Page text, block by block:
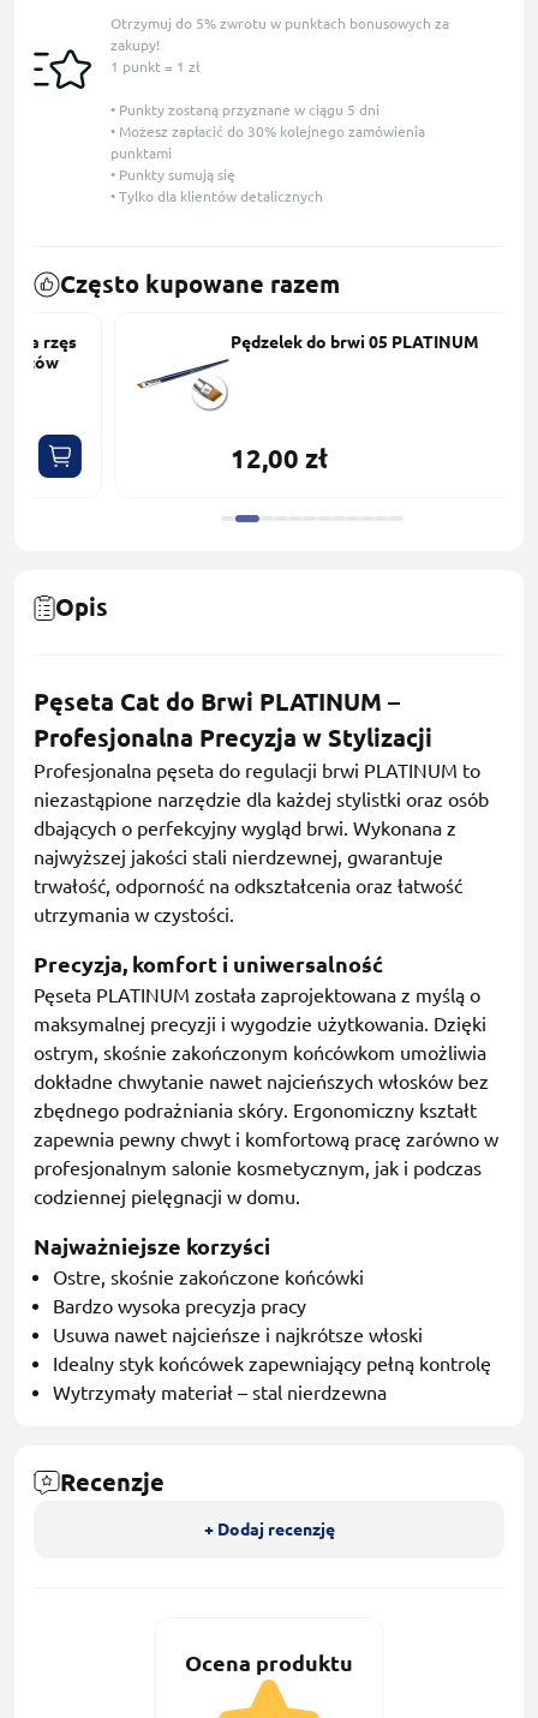
Otrzymuj do 5% zwrotu w punktach bonusowych za
zakupy!
1 punkt = 1 zł
• Punkty zostaną przyznane w ciągu 5 dni
• Możesz zapłacić do 30% kolejnego zamówienia
punktami
• Punkty sumują się
• Tylko dla klientów detalicznych
Często kupowane razem
Pędzelek do brwi 05 PLATINUM
12,00 zł
Opis
Pęseta Cat do Brwi PLATINUM –
Profesjonalna Precyzja w Stylizacji
Profesjonalna pęseta do regulacji brwi PLATINUM to
niezastąpione narzędzie dla każdej stylistki oraz osób
dbających o perfekcyjny wygląd brwi. Wykonana z
najwyższej jakości stali nierdzewnej, gwarantuje
trwałość, odporność na odkształcenia oraz łatwość
utrzymania w czystości.
Precyzja, komfort i uniwersalność
Pęseta PLATINUM została zaprojektowana z myślą o
maksymalnej precyzji i wygodzie użytkowania. Dzięki
ostrym, skośnie zakończonym końcówkom umożliwia
dokładne chwytanie nawet najcieńszych włosków bez
zbędnego podrażniania skóry. Ergonomiczny kształt
zapewnia pewny chwyt i komfortową pracę zarówno w
profesjonalnym salonie kosmetycznym, jak i podczas
codziennej pielęgnacji w domu.
Najważniejsze korzyści
Ostre, skośnie zakończone końcówki
Bardzo wysoka precyzja pracy
Usuwa nawet najcieńsze i najkrótsze włoski
Idealny styk końcówek zapewniający pełną kontrolę
Wytrzymały materiał – stal nierdzewna
Recenzje
+ Dodaj recenzję
Ocena produktu